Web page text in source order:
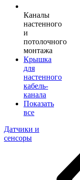
Каналы
настенного
и
потолочного
монтажа
Крышка
для
настенного
кабель-
канала
Показать
все
Датчики и
сенсоры